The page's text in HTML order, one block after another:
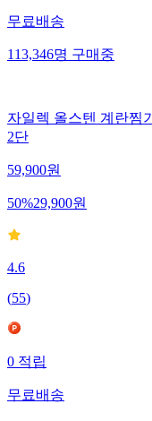
무료배송
113,346명 구매중
자일렉 올스텐 계란찜
2단
59,900원
50%29,900원
4.6
(55)
0적립
무료배송